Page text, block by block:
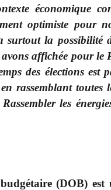
économique
optimiste pour
la possibilité
affichée pour le
des élections est
rassemblant toutes
les
(DOB)